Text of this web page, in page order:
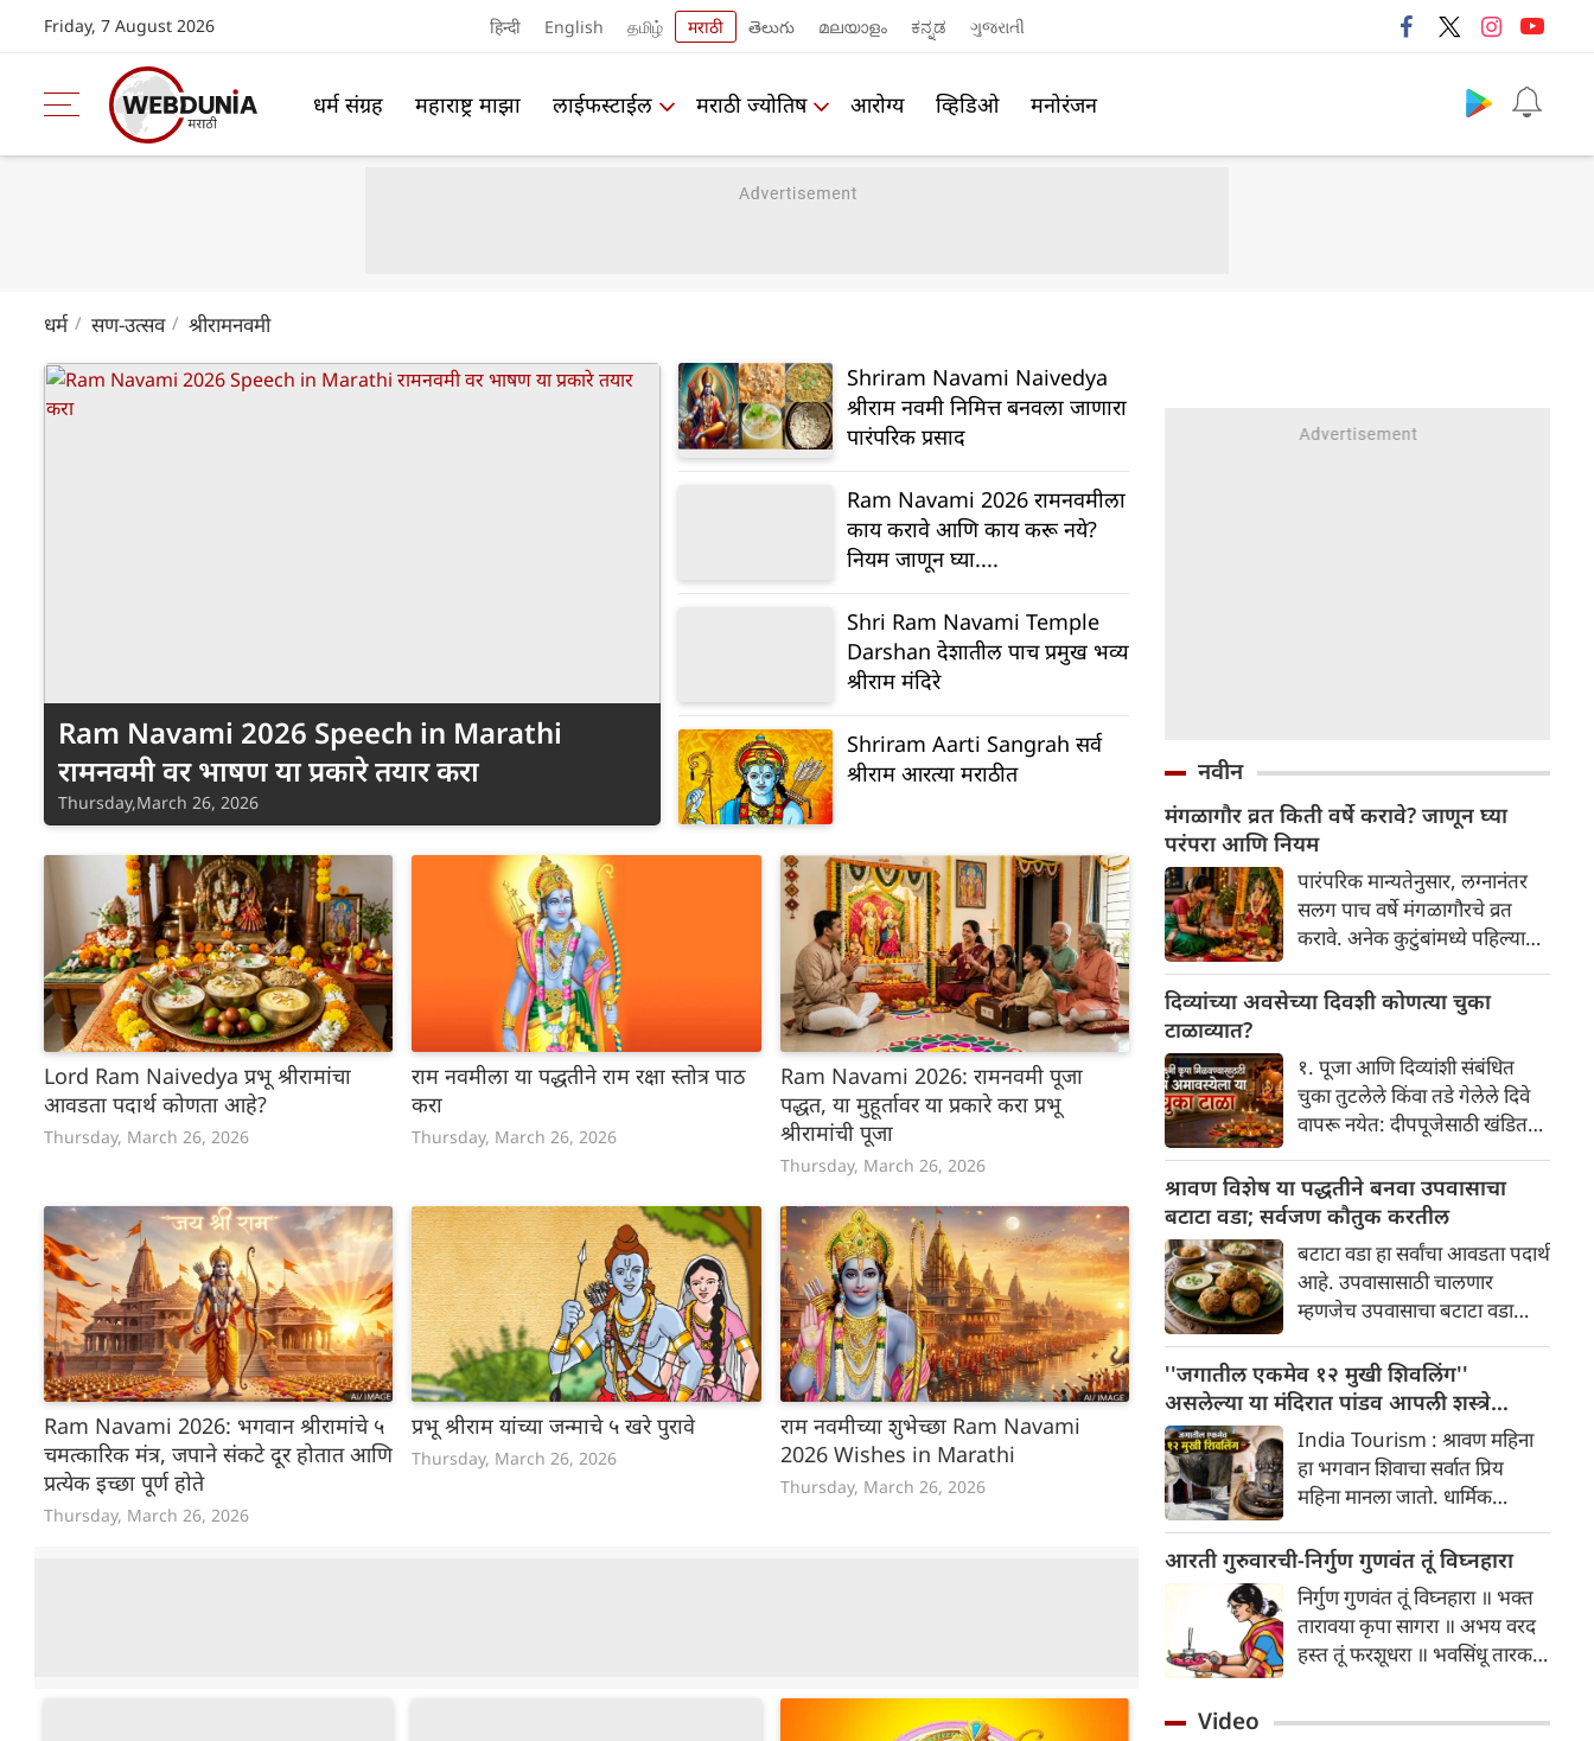
Friday, 7 August 2026 हिन्दी English தமிழ் मराठी తెలుగు മലയാളം ಕನ್ನಡ ગુજરાતી
धर्म संग्रह महाराष्ट्र माझा लाईफस्टाईल मराठी ज्योतिष आरोग्य व्हिडिओ मनोरंजन
धर्म सण-उत्सव श्रीरामनवमी
Ram Navami 2026 Speech in Marathi
रामनवमी वर भाषण या प्रकारे तयार करा
Thursday,March 26, 2026
Shriram Navami Naivedya
श्रीराम नवमी निमित्त बनवला जाणारा
पारंपरिक प्रसाद
Ram Navami 2026 रामनवमीला
काय करावे आणि काय करू नये?
नियम जाणून घ्या....
Shri Ram Navami Temple
Darshan देशातील पाच प्रमुख भव्य
श्रीराम मंदिरे
Shriram Aarti Sangrah सर्व
श्रीराम आरत्या मराठीत
Lord Ram Naivedya प्रभू श्रीरामांचा
आवडता पदार्थ कोणता आहे?
Thursday, March 26, 2026
राम नवमीला या पद्धतीने राम रक्षा स्तोत्र पाठ
करा
Thursday, March 26, 2026
Ram Navami 2026: रामनवमी पूजा
पद्धत, या मुहूर्तावर या प्रकारे करा प्रभू
श्रीरामांची पूजा
Thursday, March 26, 2026
Ram Navami 2026: भगवान श्रीरामांचे ५
चमत्कारिक मंत्र, जपाने संकटे दूर होतात आणि
प्रत्येक इच्छा पूर्ण होते
Thursday, March 26, 2026
प्रभू श्रीराम यांच्या जन्माचे ५ खरे पुरावे
Thursday, March 26, 2026
राम नवमीच्या शुभेच्छा Ram Navami
2026 Wishes in Marathi
Thursday, March 26, 2026
नवीन
मंगळागौर व्रत किती वर्षे करावे? जाणून घ्या
परंपरा आणि नियम
पारंपरिक मान्यतेनुसार, लग्नानंतर
सलग पाच वर्षे मंगळागौरचे व्रत
करावे. अनेक कुटुंबांमध्ये पहिल्या
मंगळवारी हे व्रत पाळण्याची परंपरा
आहे. काही भागांत कुटुंबाच्या
कुलाचारानुसार सात वर्षे किंवा त्याहून
अधिक काळही हे व्रत केले जाते.
त्यामुळे आपल्या घरातील
परंपरेनुसार वडीलधाऱ्यांचा सल्ला
घेणे योग्य मानले जाते.
दिव्यांच्या अवसेच्या दिवशी कोणत्या चुका
टाळाव्यात?
१. पूजा आणि दिव्यांशी संबंधित
चुका तुटलेले किंवा तडे गेलेले दिवे
वापरू नयेत: दीपपूजेसाठी खंडित
अशुभ मानले जाते. दिव्यांची विझणे
टाळा: पूजेदरम्यान किंवा संध्याकाळी
लावलेले दिवे वाऱ्यामुळे लगेच
विझणार नाहीत याची काळजी घ्या.
अस्वच्छता ठेवू नये: दिवे घासून-पुसून
स्वच्छ न करता थेट पूजेला ठेवू नयेत.
तसेच पूजा स्थान आणि घर अस्वच्छ
ठेवू नये.
श्रावण विशेष या पद्धतीने बनवा उपवासाचा
बटाटा वडा; सर्वजण कौतुक करतील
बटाटा वडा हा सर्वांचा आवडता पदार्थ
आहे. उपवासासाठी चालणार
म्हणजेच उपवासाचा बटाटा वडा
करतील.
''जगातील एकमेव १२ मुखी शिवलिंग''
असलेल्या या मंदिरात पांडव आपली शस्त्रे
लपवत असत
India Tourism : श्रावण महिना
हा भगवान शिवाचा सर्वात प्रिय
महिना मानला जातो. धार्मिक
शिवाची पूजा केल्याने विशेष लाभ
मिळतो आणि इच्छा पूर्ण होतात. हा
महिना भक्ती आणि श्रद्धेचे प्रतीक
आहे.
आरती गुरुवारची-निर्गुण गुणवंत तूं विघ्नहारा
निर्गुण गुणवंत तूं विघ्नहारा ॥ भक्त
तारावया कृपा सागरा ॥ अभय वरद
हस्त तूं फरशूधरा ॥ भवसिंधू तारक तूं
Video